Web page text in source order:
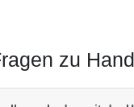
zu